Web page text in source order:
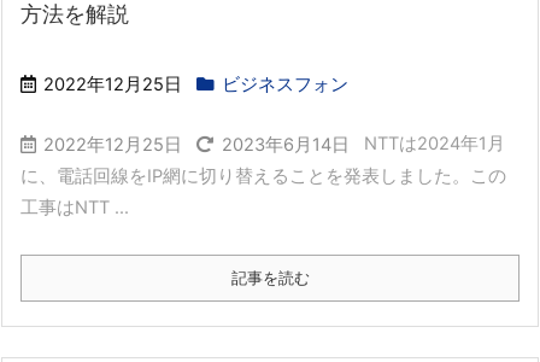
方法を解説
2022年12月25日 ビジネスフォン
2022年12月25日 2023年6月14日
NTTは2024年1月
に、電話回線をIP網に切り替えることを発表しました。この
工事はNTT ...
記事を読む